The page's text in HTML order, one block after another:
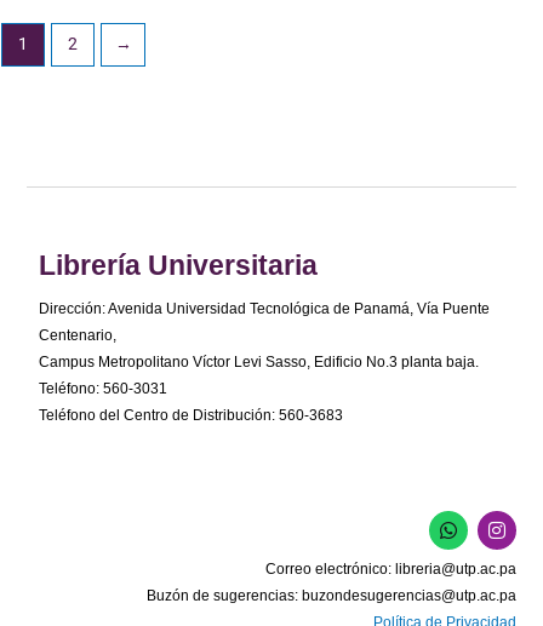
1 2 →
Librería Universitaria
Dirección: Avenida Universidad Tecnológica de Panamá, Vía Puente
Centenario,
Campus Metropolitano Víctor Levi Sasso, Edificio No.3 planta baja.
Teléfono: 560-3031
Teléfono del Centro de Distribución: 560-3683
W
h
a
t
s
a
I
n
s
t
a
g
Correo electrónico: libreria@utp.ac.pa
Buzón de sugerencias: buzondesugerencias@utp.ac.pa
Política de Privacidad